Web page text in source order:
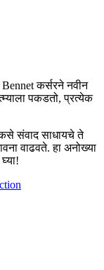
Bennet कर्सरने नवीन
पकडतो, प्रत्येक
संवाद साधायचे ते
वाढवते. हा अनोख्या